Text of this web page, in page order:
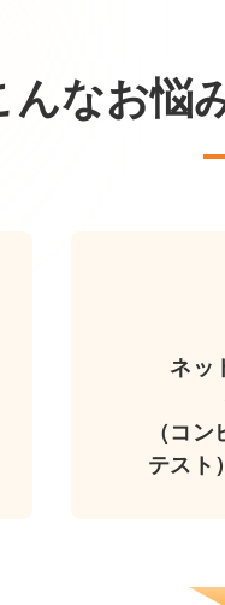
んなお悩
ネッ
（コ
テスト